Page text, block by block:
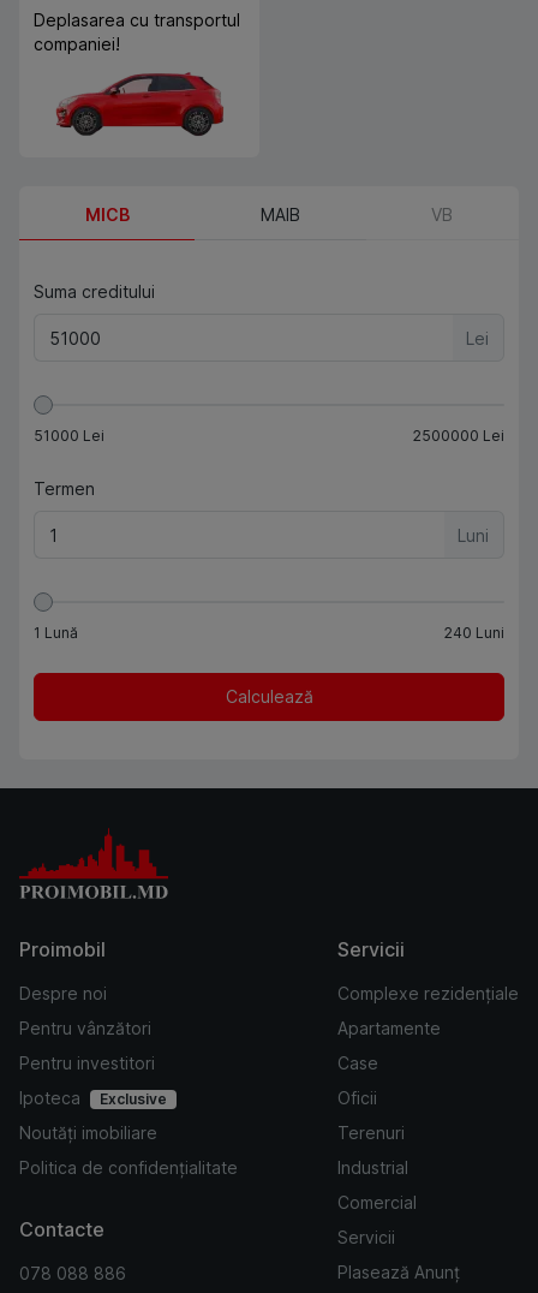
Deplasarea cu transportul
companiei!
MICB MAIB VB
Suma creditului
Lei
51000 Lei 2500000 Lei
Termen
Luni
1 Lună 240 Luni
Calculează
Proimobil
Despre noi
Pentru vânzători
Pentru investitori
Ipoteca
Exclusive
Noutăți imobiliare
Politica de confidențialitate
Servicii
Complexe rezidențiale
Apartamente
Case
Oficii
Terenuri
Industrial
Comercial
Servicii
Plasează Anunț
Contacte
078 088 886